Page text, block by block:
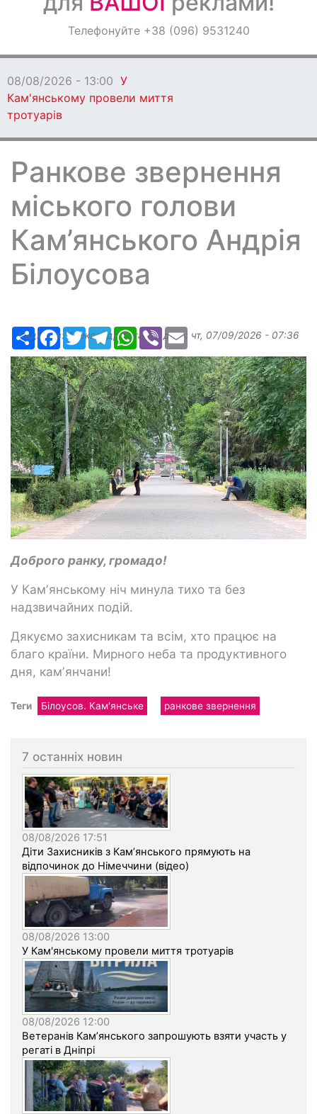
ОголошенняТелефонуйте +38 (096) 9531240
08/08/2026 - 13:00 У
Кам'янському провели миття
тротуарів
Ранкове звернення
міського голови
Кам’янського Андрія
Білоусова
РесурсFacebook
TwitterTelegramWhatsApp
Viber Email
Надіслав:Александр Бугаев, дата: чт, 07/09/2026 - 07:36
Доброго ранку, громадо!
У Камʼянському ніч минула тихо та без
надзвичайних подій.
Дякуємо захисникам та всім, хто працює на
благо країни. Мирного неба та продуктивного
дня, камʼянчани!
Теги Білоусов. Кам'янське ранкове звернення
7 останніх новин
08/08/2026 17:51
Діти Захисників з Кам’янського прямують на
відпочинок до Німеччини (відео)
08/08/2026 13:00
У Кам'янському провели миття тротуарів
08/08/2026 12:00
Ветеранів Кам’янського запрошують взяти участь у
регаті в Дніпрі